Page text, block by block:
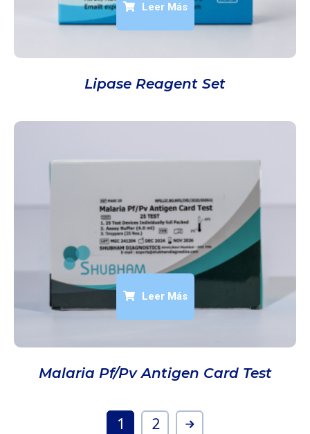
Leer Más
Lipase Reagent Set
Leer Más
Malaria Pf/Pv Antigen Card Test
1 2